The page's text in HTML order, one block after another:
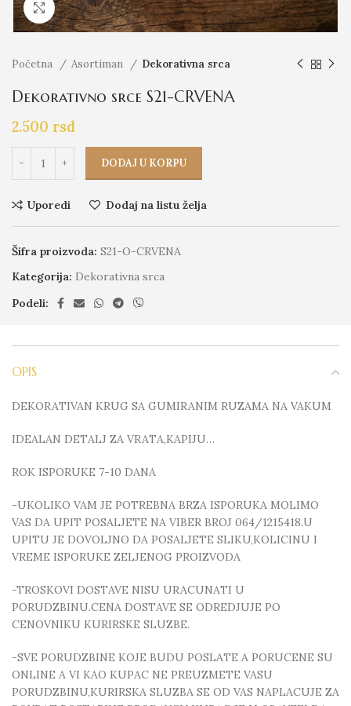
Click to enlarge
Početna Asortiman Dekorativna srca
Dekorativno srce S21-CRVENA
2.500 rsd
DODAJ U KORPU
Uporedi Dodaj na listu želja
Šifra proizvoda: S21-O-CRVENA
Kategorija: Dekorativna srca
Podeli:
OPIS
DEKORATIVAN KRUG SA GUMIRANIM RUZAMA NA VAKUM
IDEALAN DETALJ ZA VRATA,KAPIJU…
ROK ISPORUKE 7-10 DANA
-UKOLIKO VAM JE POTREBNA BRZA ISPORUKA MOLIMO
VAS DA UPIT POSALJETE NA VIBER BROJ 064/1215418.U
UPITU JE DOVOLJNO DA POSALJETE SLIKU,KOLICINU I
VREME ISPORUKE ZELJENOG PROIZVODA
-TROSKOVI DOSTAVE NISU URACUNATI U
PORUDZBINU.CENA DOSTAVE SE ODREDJUJE PO
CENOVNIKU KURIRSKE SLUZBE.
-SVE PORUDZBINE KOJE BUDU POSLATE A PORUCENE SU
ONLINE A VI KAO KUPAC NE PREUZMETE VASU
PORUDZBINU,KURIRSKA SLUZBA SE OD VAS NAPLACUJE ZA